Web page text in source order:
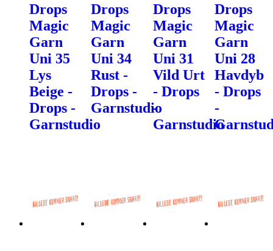
Drops
Magic
Garn
Uni 35
Lys
Beige -
Drops -
Garnstudio
Drops
Magic
Garn
Uni 34
Rust -
Drops -
Garnstudio
Drops
Magic
Garn
Uni 31
Vild Urt
- Drops
-
Garnstudio
Drops
Magic
Garn
Uni 28
Havdyb
- Drops
-